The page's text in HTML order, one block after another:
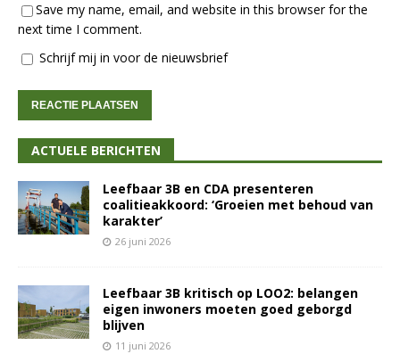
Save my name, email, and website in this browser for the
next time I comment.
Schrijf mij in voor de nieuwsbrief
ACTUELE BERICHTEN
Leefbaar 3B en CDA presenteren
coalitieakkoord: ‘Groeien met behoud van
karakter’
26 juni 2026
Leefbaar 3B kritisch op LOO2: belangen
eigen inwoners moeten goed geborgd
blijven
11 juni 2026